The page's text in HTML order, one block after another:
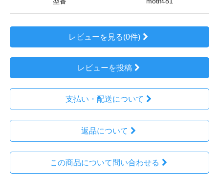
レビューを見る(0件)
レビューを投稿
支払い・配送について
返品について
この商品について問い合わせる